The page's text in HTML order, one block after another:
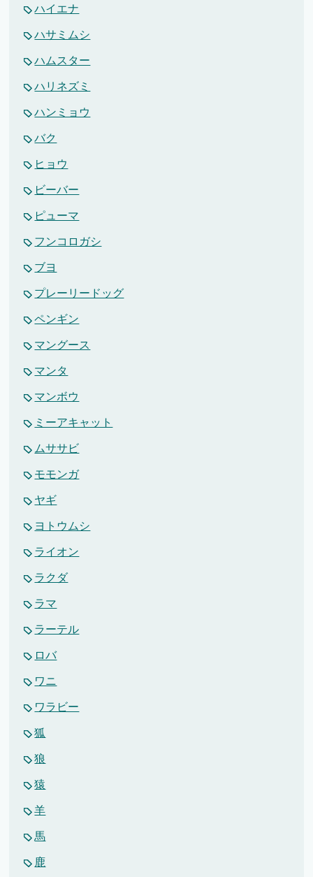
ハイエナ
ハサミムシ
ハムスター
ハリネズミ
ハンミョウ
バク
ヒョウ
ビーバー
ピューマ
フンコロガシ
ブヨ
プレーリードッグ
ペンギン
マングース
マンタ
マンボウ
ミーアキャット
ムササビ
モモンガ
ヤギ
ヨトウムシ
ライオン
ラクダ
ラマ
ラーテル
ロバ
ワニ
ワラビー
狐
狼
猿
羊
馬
鹿